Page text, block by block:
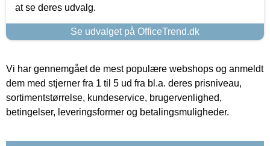
at se deres udvalg.
Se udvalget på OfficeTrend.dk
Vi har gennemgået de mest populære webshops og anmeldt
dem med stjerner fra 1 til 5 ud fra bl.a. deres prisniveau,
sortimentstørrelse, kundeservice, brugervenlighed,
betingelser, leveringsformer og betalingsmuligheder.